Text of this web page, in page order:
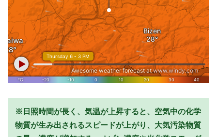
※日照時間が長く、気温が上昇すると、空気中の化学
物質が生み出されるスピードが上がり、大気汚染物質